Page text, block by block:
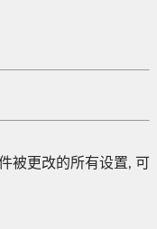
被更改的所有设置, 可